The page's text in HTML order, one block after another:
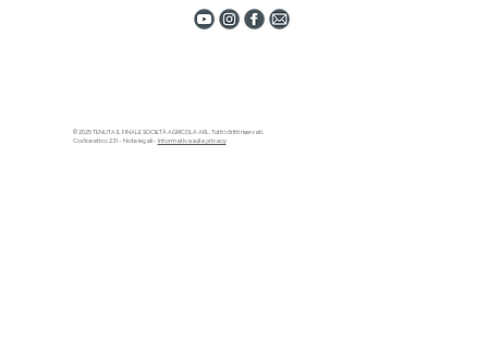
© 2025 TENUTA IL FINALE SOCIETÀ AGRICOLA ARL. Tutti i diritti riservati.
Codice etico 231 - Note legali - Informativa sulla privacy